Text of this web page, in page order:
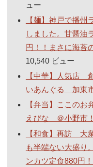
ュー
【麺】神戸で播州
しました。甘醤油
円！！まさに海苔
10,540 ビュー
【中華】人気店
いあんぐる 加東
【弁当】ここのお
えびな ＠小野市
【和食】再訪 大
も半端ない大盛り
ンカツ定食880円！